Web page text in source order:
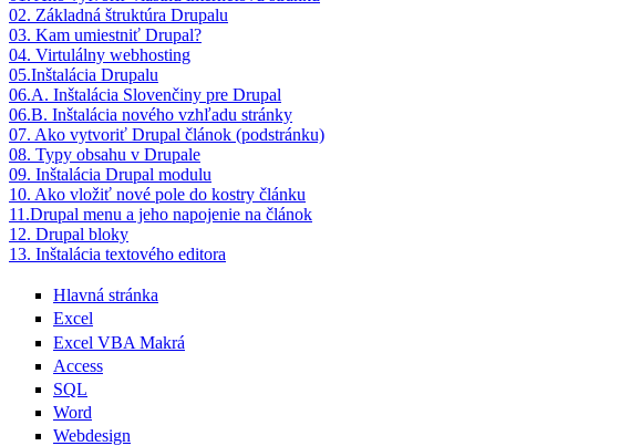
02. Základná štruktúra Drupalu
03. Kam umiestniť Drupal?
04. Virtulálny webhosting
05.Inštalácia Drupalu
06.A. Inštalácia Slovenčiny pre Drupal
06.B. Inštalácia nového vzhľadu stránky
07. Ako vytvoriť Drupal článok (podstránku)
08. Typy obsahu v Drupale
09. Inštalácia Drupal modulu
10. Ako vložiť nové pole do kostry článku
11.Drupal menu a jeho napojenie na článok
12. Drupal bloky
13. Inštalácia textového editora
Hlavná stránka
Excel
Excel VBA Makrá
Access
SQL
Word
Webdesign